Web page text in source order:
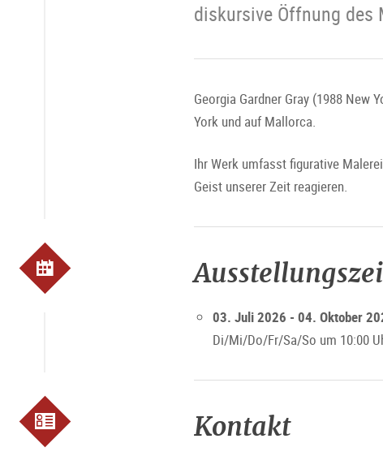
diskursive Öffnung des
Georgia Gardner Gray (1988 New
York und auf Mallorca.
Ihr Werk umfasst figurative
Geist unserer Zeit reagieren.
03. Juli 2026 - 04. Oktober
Di/Mi/Do/Fr/Sa/So um 10:00
Kontakt